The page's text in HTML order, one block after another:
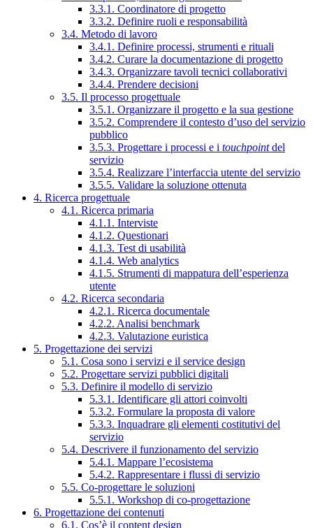
3.3.1. Coordinatore di progetto
3.3.2. Definire ruoli e responsabilità
3.4. Metodo di lavoro
3.4.1. Definire processi, strumenti e rituali
3.4.2. Curare la documentazione di progetto
3.4.3. Organizzare tavoli tecnici collaborativi
3.4.4. Prendere decisioni
3.5. Il processo progettuale
3.5.1. Organizzare il progetto e la sua gestione
3.5.2. Comprendere il contesto d’uso del servizio
pubblico
3.5.3. Progettare i processi e i touchpointdel
servizio
3.5.4. Realizzare l’interfaccia utente del servizio
3.5.5. Validare la soluzione ottenuta
4. Ricerca progettuale
4.1. Ricerca primaria
4.1.1. Interviste
4.1.2. Questionari
4.1.3. Test di usabilità
4.1.4. Web analytics
4.1.5. Strumenti di mappatura dell’esperienza
utente
4.2. Ricerca secondaria
4.2.1. Ricerca documentale
4.2.2. Analisi benchmark
4.2.3. Valutazione euristica
5. Progettazione dei servizi
5.1. Cosa sono i servizi e il service design
5.2. Progettare servizi pubblici digitali
5.3. Definire il modello di servizio
5.3.1. Identificare gli attori coinvolti
5.3.2. Formulare la proposta di valore
5.3.3. Inquadrare gli elementi costitutivi del
servizio
5.4. Descrivere il funzionamento del servizio
5.4.1. Mappare l’ecosistema
5.4.2. Rappresentare i flussi di servizio
5.5. Co-progettare le soluzioni
5.5.1. Workshop di co-progettazione
6. Progettazione dei contenuti
6.1. Cos’è il content design